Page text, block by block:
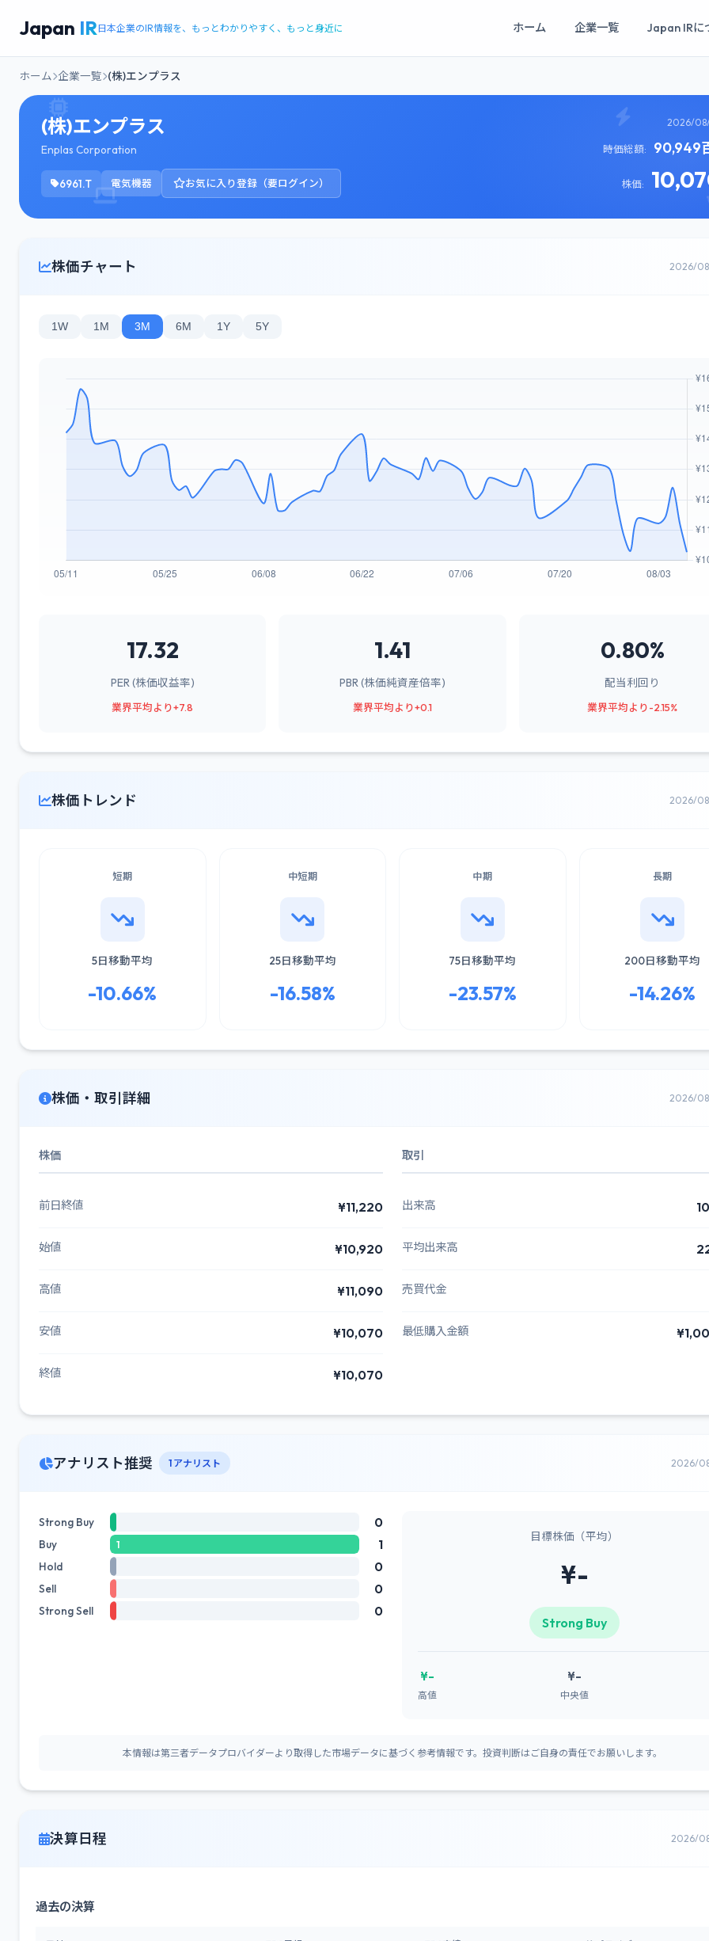
Japan IR日本企業のIR情報を、もっとわかりやすく、もっと身近に ホーム 企業一覧 Japan IRに
ホーム 企業一覧 (株)エンプラス
(株)エンプラス
Enplas Corporation
6961.T 電気機器 お気に入り登録（要ログイン）
2026/
時価総額: 90,949
株価:
株価チャート 2026/
1W 1M 3M 6M 1Y 5Y
17.32
PER (株価収益率)
業界平均より+7.8
1.41
PBR (株価純資産倍率)
業界平均より+0.1
0.80%
配当利回り
業界平均より-2.15%
株価トレンド 2026/
短期
5日移動平均
-10.66%
中短期
25日移動平均
-16.58%
中期
75日移動平均
-23.57%
長期
200日移動平均
-14.26%
株価・取引詳細 2026/
株価
前日終値 ¥11,220
始値 ¥10,920
高値 ¥11,090
安値 ¥10,070
終値 ¥10,070
取引
出来高
平均出来高
売買代金
最低購入金額
アナリスト推奨 1 アナリスト 2026/
Strong Buy 0
Buy 1 1
Hold 0
Sell 0
Strong Sell 0
目標株価（平均）
¥-
Strong Buy
¥-
高値
¥-
中央値
本情報は第三者データプロバイダーより取得した市場データに基づく参考情報です。投資判断はご自身の責任でお願いします。
決算日程 2026/
過去の決算